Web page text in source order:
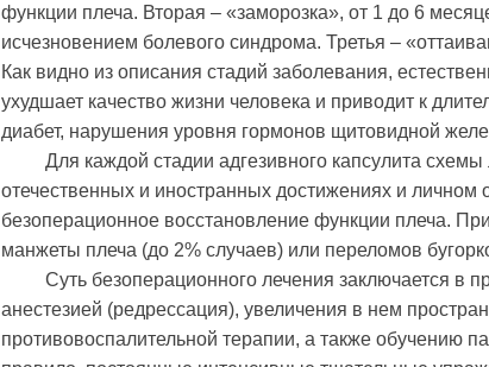
функции плеча. Вторая – «заморозка», от 1 до 6
исчезновением болевого синдрома. Третья –
Как видно из описания стадий заболевания,
ухудшает качество жизни человека и приводит к
диабет, нарушения уровня гормонов щитовидной
Для каждой стадии адгезивного капсулита
отечественных и иностранных достижениях и
безоперационное восстановление функции плеча.
манжеты плеча (до 2% случаев) или переломов
Суть безоперационного лечения заключается в
анестезией (редрессация), увеличения в нем
противовоспалительной терапии, а также обучению